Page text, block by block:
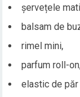
șervețele
balsam de
rimel mini,
parfum roll-
elastic de